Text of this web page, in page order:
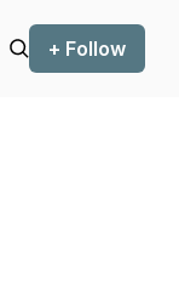
+ Follow